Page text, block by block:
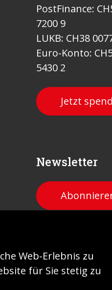
PostFinance:
7200 9
LUKB: CH38
Euro-Konto:
5430 2
Jetzt
Newsletter
Datenschutz
Web-Erlebnis zu
für Sie stetig zu